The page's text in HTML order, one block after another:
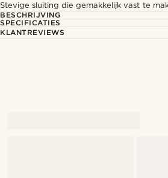
Stevige sluiting die gemakkelijk vast te
BESCHRIJVING
SPECIFICATIES
KLANTREVIEWS